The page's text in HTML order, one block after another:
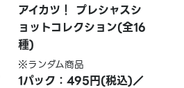
アイカツ！ プレシャスシ
ョットコレクション(全16
種)
※ランダム商品
1パック：495円(税込)／